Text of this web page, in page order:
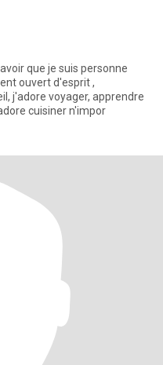
que je suis personne
ouvert d'esprit ,
j'adore voyager, apprendre
cuisiner n'impor